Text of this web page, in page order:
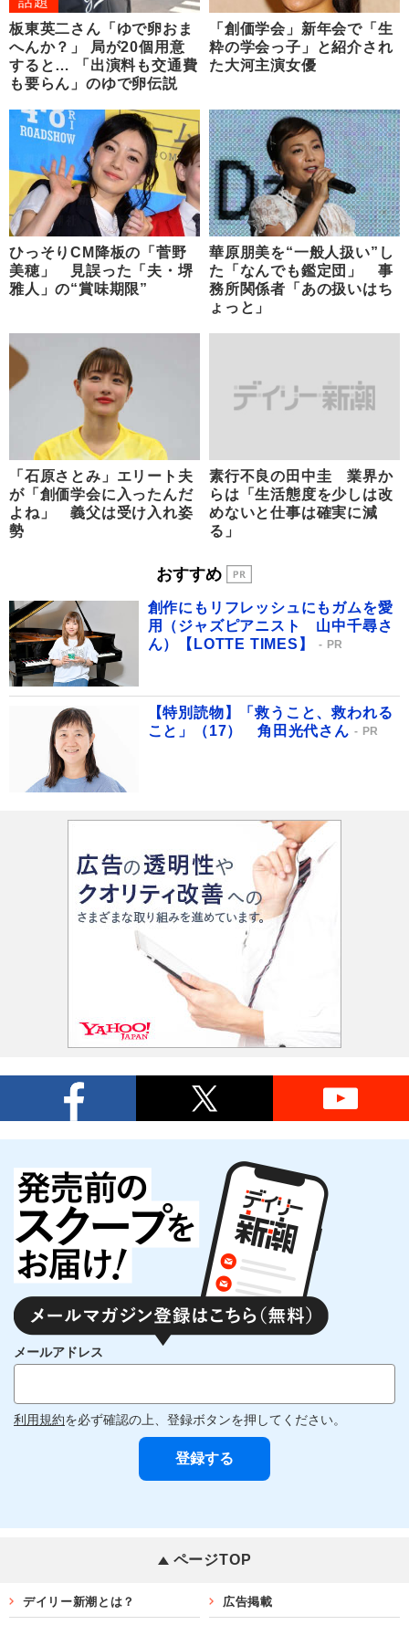
板東英二さん「ゆで卵おま
へんか？」 局が20個用意
すると… 「出演料も交通費
も要らん」のゆで卵伝説
「創価学会」新年会で「生
粋の学会っ子」と紹介され
た大河主演女優
ひっそりCM降板の「菅野
美穂」 見誤った「夫・堺
雅人」の“賞味期限”
華原朋美を“一般人扱い”し
た「なんでも鑑定団」 事
務所関係者「あの扱いはち
ょっと」
「石原さとみ」エリート夫
が「創価学会に入ったんだ
よね」 義父は受け入れ姿
勢
素行不良の田中圭 業界か
らは「生活態度を少しは改
めないと仕事は確実に減
る」
おすすめ
創作にもリフレッシュにもガムを愛
用（ジャズピアニスト 山中千尋さ
ん）【LOTTE TIMES】
PR
【特別読物】「救うこと、救われる
こと」（17） 角田光代さん
PR
メールアドレス
利用規約を必ず確認の上、登録ボタンを押してください。
ページTOP
デイリー新潮とは？ 広告掲載